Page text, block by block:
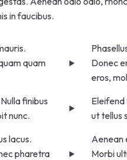
in faucibus.
quam
finibus
nunc.
lacus.
pharetra
Donec
eros,
Eleifend
ut tellus
Aenean
Morbi